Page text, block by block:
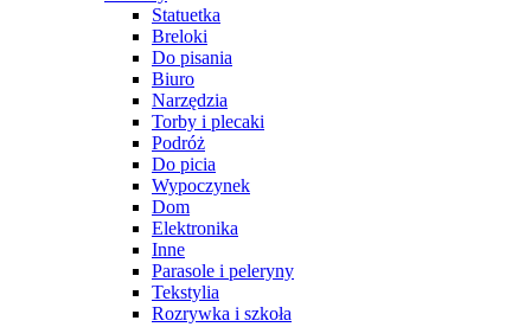
Statuetka
Breloki
Do pisania
Biuro
Narzędzia
Torby i plecaki
Podróż
Do picia
Wypoczynek
Dom
Elektronika
Inne
Parasole i peleryny
Tekstylia
Rozrywka i szkoła